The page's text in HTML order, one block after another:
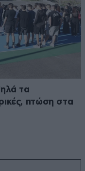
τα
πτώση στα